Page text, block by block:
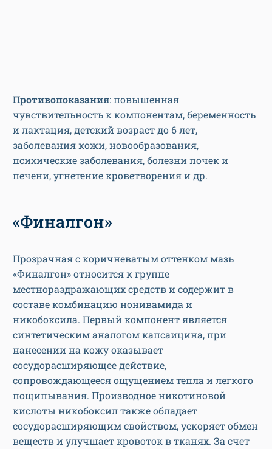
Противопоказания: повышенная
чувствительность к компонентам, беременность
и лактация, детский возраст до 6 лет,
заболевания кожи, новообразования,
психические заболевания, болезни почек и
печени, угнетение кроветворения и др.
«Финалгон»
Прозрачная с коричневатым оттенком мазь
«Финалгон» относится к группе
местнораздражающих средств и содержит в
составе комбинацию нонивамида и
никобоксила. Первый компонент является
синтетическим аналогом капсаицина, при
нанесении на кожу оказывает
сосудорасширяющее действие,
сопровождающееся ощущением тепла и легкого
пощипывания. Производное никотиновой
кислоты никобоксил также обладает
сосудорасширяющим свойством, ускоряет обмен
веществ и улучшает кровоток в тканях. За счет